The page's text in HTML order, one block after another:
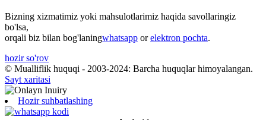
Bizning xizmatimiz yoki mahsulotlarimiz haqida savollaringiz
bo'lsa,
orqali biz bilan bog'laningwhatsapp orelektron pochta.
hozir so'rov
© Mualliflik huquqi - 2003-2024: Barcha huquqlar himoyalangan.
Sayt xaritasi
Hozir suhbatlashing